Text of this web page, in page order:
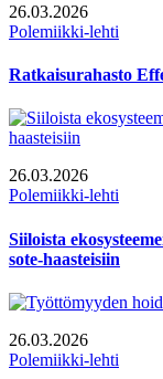
26.03.2026
Polemiikki-lehti
Ratkaisurahasto
26.03.2026
Polemiikki-lehti
Siiloista
sote-haasteisiin
26.03.2026
Polemiikki-lehti